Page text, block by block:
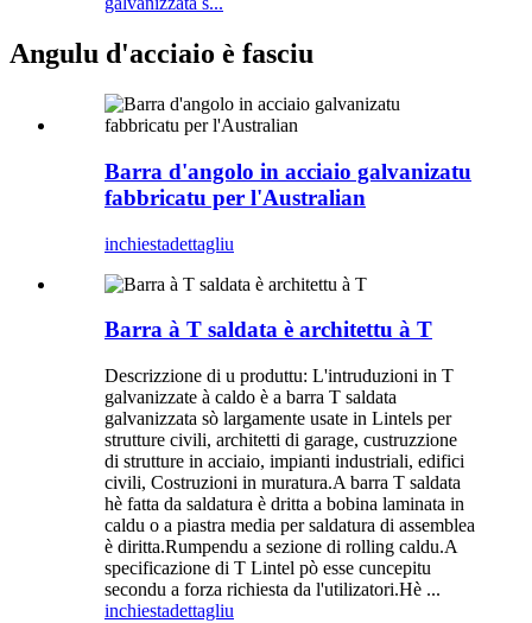
Angulu d'acciaio è fasciu
Barra d'angolo in acciaio galvanizatu
fabbricatu per l'Australian
inchiestadettagliu
Barra à T saldata è architettu à T
Descrizzione di u produttu: L'intruduzioni in T
galvanizzate à caldo è a barra T saldata
galvanizzata sò largamente usate in Lintels per
strutture civili, architetti di garage, custruzzione
di strutture in acciaio, impianti industriali, edifici
civili, Costruzioni in muratura.A barra T saldata
hè fatta da saldatura è dritta a bobina laminata in
caldu o a piastra media per saldatura di assemblea
è diritta.Rumpendu a sezione di rolling caldu.A
specificazione di T Lintel pò esse cuncepitu
secondu a forza richiesta da l'utilizatori.Hè ...
inchiestadettagliu